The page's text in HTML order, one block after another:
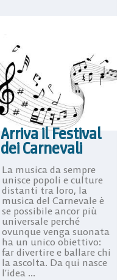
Arriva il Festival
dei Carnevali
La musica da sempre
unisce popoli e culture
distanti tra loro, la
musica del Carnevale è
se possibile ancor più
universale perché
ovunque venga suonata
ha un unico obiettivo:
far divertire e ballare chi
la ascolta. Da qui nasce
l’idea ...